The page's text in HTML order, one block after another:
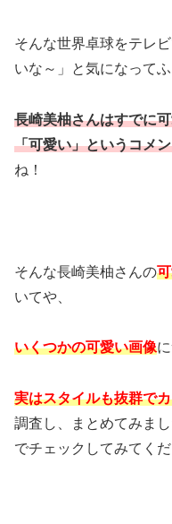
そんな世界卓球をテレ
いな～」と気になって
長崎美柚さんはすでに
「可愛い」というコメ
ね！
そんな長崎美柚さんの
いてや、
いくつかの可愛い画像
実はスタイルも抜群で
調査し、まとめてみま
でチェックしてみてくだ